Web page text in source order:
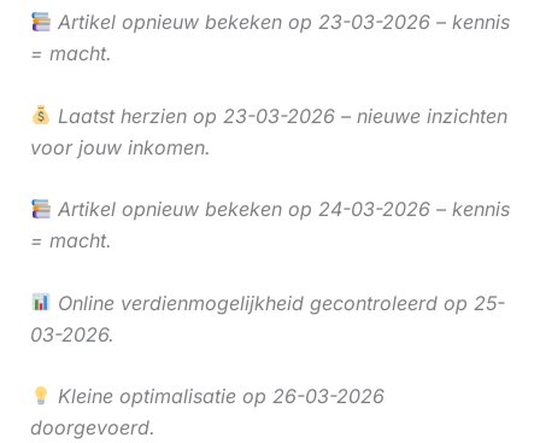
Artikel opnieuw bekeken op 23-03-2026 – kennis
= macht.
Laatst herzien op 23-03-2026 – nieuwe inzichten
voor jouw inkomen.
Artikel opnieuw bekeken op 24-03-2026 – kennis
= macht.
Online verdienmogelijkheid gecontroleerd op 25-
03-2026.
Kleine optimalisatie op 26-03-2026
doorgevoerd.